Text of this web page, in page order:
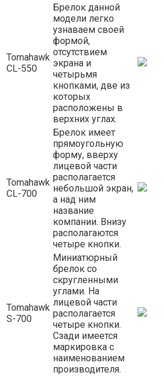
Tomahawk
CL-550
Брелок данной
модели легко
узнаваем своей
формой,
отсутствием
экрана и
четырьмя
кнопками, две из
которых
расположены в
верхних углах.
Tomahawk
CL-700
Брелок имеет
прямоугольную
форму, вверху
лицевой части
располагается
небольшой экран,
а над ним
название
компании. Внизу
располагаются
четыре кнопки.
Tomahawk
S-700
Миниатюрный
брелок со
скругленными
углами. На
лицевой части
располагается
четыре кнопки.
Сзади имеется
маркировка с
наименованием
производителя.